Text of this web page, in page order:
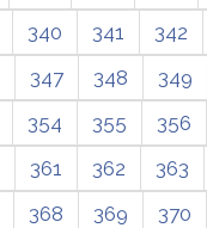
340 341 342
347 348 349
354 355 356
361 362 363
368 369 370